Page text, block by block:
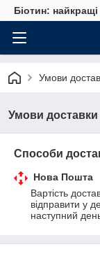
Біотин:
Умови
Умови доставки
Способи
Нова Пошта
Вартість
відправити у
наступний